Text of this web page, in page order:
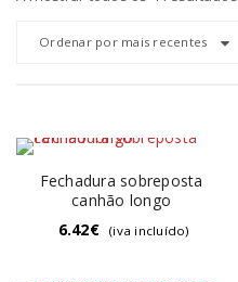
Ordenar por mais recentes
Fechadura sobreposta
canhão longo
6.42€ (iva incluído)